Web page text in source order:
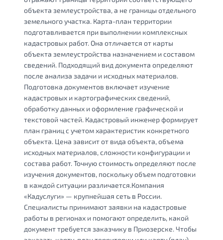
объекта землеустройства, а не границы отдельного
земельного участка. Карта-план территории
подготавливается при выполнении комплексных
кадастровых работ. Она отличается от карты
объекта землеустройства назначением и составом
сведений. Подходящий вид документа определяют
после анализа задачи и исходных материалов.
Подготовка документов включает изучение
кадастровых и картографических сведений,
обработку данных и оформление графической и
текстовой частей. Кадастровый инженер формирует
план границ с учетом характеристик конкретного
объекта. Цена зависит от вида объекта, объема
исходных материалов, сложности конфигурации и
состава работ. Точную стоимость определяют после
изучения документов, поскольку объем подготовки
в каждой ситуации различается.Компания
«Кадуслуги» — крупнейшая сеть в России.
Специалисты принимают заявки на кадастровые
работы в регионах и помогают определить, какой
документ требуется заказчику в Приозерске. Чтобы